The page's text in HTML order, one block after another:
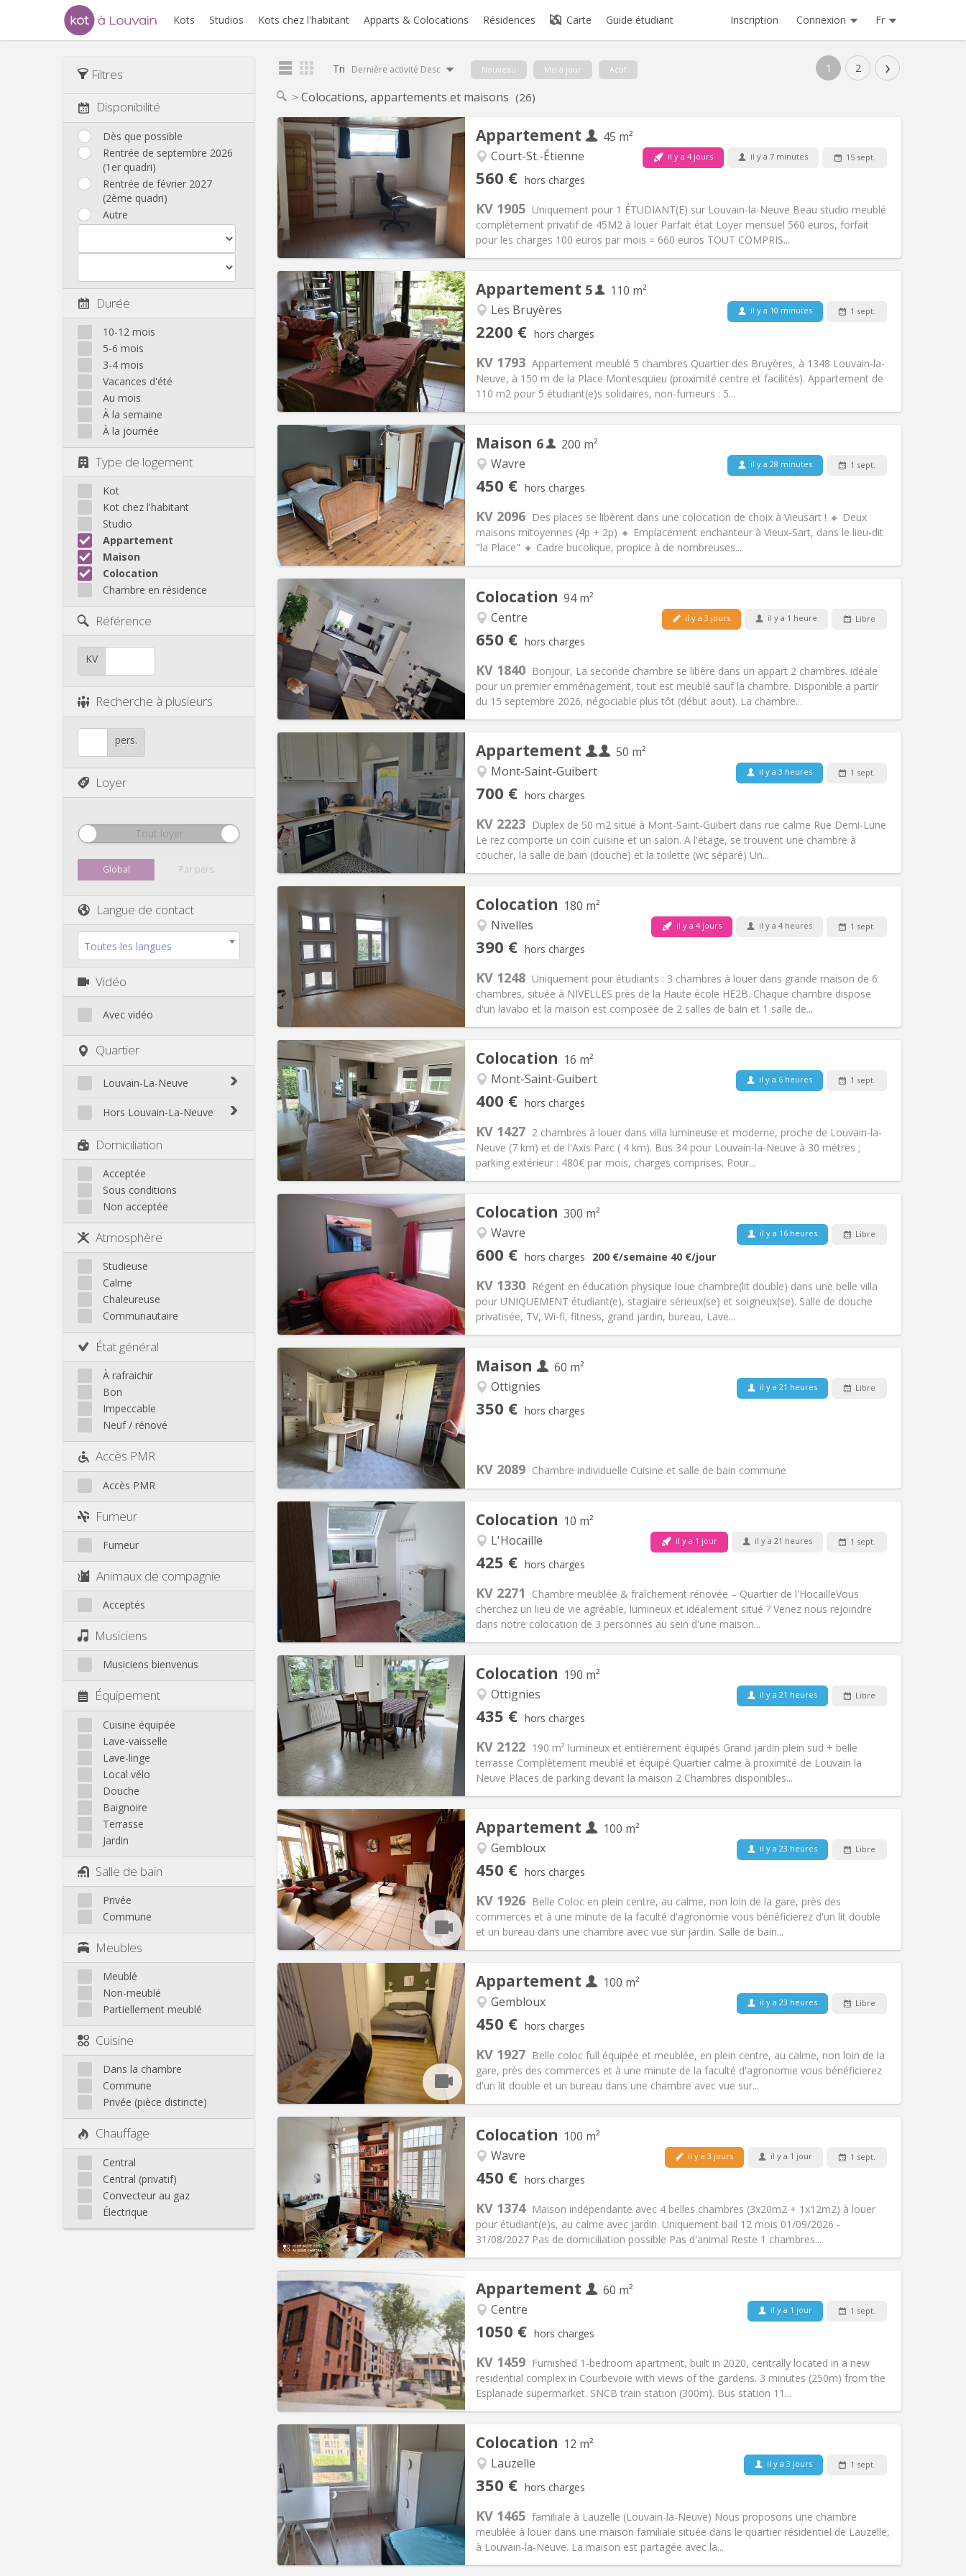
Kots Studios Kots chez l'habitant Apparts & Colocations Résidences Carte Guide étudiant Inscription Connexion Fr
Filtres
Disponibilité
Dès que possible
Rentrée de septembre 2026
(1er quadri)
Rentrée de février 2027
(2ème quadri)
Autre
Durée
10-12 mois
5-6 mois
3-4 mois
Vacances d'été
Au mois
À la semaine
À la journée
Type de logement
Kot
Kot chez l'habitant
Studio
Appartement
Maison
Colocation
Chambre en résidence
Référence
KV
Recherche à plusieurs
pers.
Loyer
Tout loyer
Global Par pers.
Langue de contact
Toutes les langues
Vidéo
Avec vidéo
Quartier
Louvain-La-Neuve
Biéreau
Centre
L'Hocaille
La Baraque
Lauzelle
Les Bruyères
Hors Louvain-La-Neuve
Genappe
Mont-Saint-Guibert
Nivelles
Ottignies
Rixensart
Walhain
Wavre
Autre
Domiciliation
Acceptée
Sous conditions
Non acceptée
Atmosphère
Studieuse
Calme
Chaleureuse
Communautaire
État général
À rafraichir
Bon
Impeccable
Neuf / rénové
Accès PMR
Accès PMR
Fumeur
Fumeur
Animaux de compagnie
Acceptés
Musiciens
Musiciens bienvenus
Équipement
Cuisine équipée
Lave-vaisselle
Lave-linge
Local vélo
Douche
Baignoire
Terrasse
Jardin
Salle de bain
Privée
Commune
Meubles
Meublé
Non-meublé
Partiellement meublé
Cuisine
Dans la chambre
Commune
Privée (pièce distincte)
Chauffage
Central
Central (privatif)
Convecteur au gaz
Électrique
1 2 ›
Tri Dernière activité Desc Nouveau Mis à jour Actif
Colocations, appartements et maisons (26)
Appartement
45 m²
Court-St.-Étienne
560 € hors charges
il y a 4 jours il y a 7 minutes 15 sept.
KV 1905 Uniquement pour 1 ÉTUDIANT(E) sur Louvain-la-Neuve Beau studio meublé
complètement privatif de 45M2 à louer Parfait état Loyer mensuel 560 euros, forfait
pour les charges 100 euros par mois = 660 euros TOUT COMPRIS...
Infos Pratiques
Loyer: 560 €
Charges:100 €
Durée:12 mois
Domiciliation: Non
Aménagement
Salle de bain:Privée
Superficie:45 m2
Autre
Atmosphère:Studieuse
Animaux de compagnie:
Appartement 5
110 m²
Les Bruyères
2200 € hors charges
il y a 10 minutes 1 sept.
KV 1793 Appartement meublé 5 chambres Quartier des Bruyères, à 1348 Louvain-la-
Neuve, à 150 m de la Place Montesquieu (proximité centre et facilités). Appartement de
110 m2 pour 5 étudiant(e)s solidaires, non-fumeurs : 5...
Infos Pratiques
Loyer:2200 € (440 €/pers.)
Charges:375 € (75 €/pers.)
Durée:12 mois
Domiciliation:Non
Aménagement
Salle de bain:Commune
Superficie:110 m2
Autre
Atmosphère: Calme, studieuse
Animaux de compagnie:Non
Maison 6
200 m²
Wavre
450 € hors charges
il y a 28 minutes 1 sept.
KV 2096 Des places se libèrent dans une colocation de choix à Vieusart ! 🔸 Deux
maisons mitoyennes (4p + 2p) 🔸 Emplacement enchanteur à Vieux-Sart, dans le lieu-dit
"la Place" 🔸 Cadre bucolique, propice à de nombreuses...
Infos Pratiques
Loyer:450 € (75 €/pers.)
Charges:75 € (13 €/pers.)
Durée:12 mois
Domiciliation:Acceptée
Aménagement
Salle de bain: Commune
Superficie:200 m2
Autre
Atmosphère:Chaleureuse
Animaux de compagnie:Non
Colocation 94 m²
Centre
650 € hors charges
il y a 3 jours il y a 1 heure Libre
KV 1840 Bonjour, La seconde chambre se libère dans un appart 2 chambres. idéale
pour un premier emménagement, tout est meublé sauf la chambre. Disponible a partir
du 15 septembre 2026, négociable plus tôt (début aout). La chambre...
Infos Pratiques
Loyer:650 €
Charges:150 €
Durée: 12 mois, 11 mois, 10 mois
Domiciliation:Acceptée
Aménagement
Salle de bain:Commune
Superficie:94 m2
Autre
Atmosphère:Calme, chaleureuse
Animaux de compagnie:
Appartement
50 m²
Mont-Saint-Guibert
700 € hors charges
il y a 3 heures 1 sept.
KV 2223 Duplex de 50 m2 situé à Mont-Saint-Guibert dans rue calme Rue Demi-Lune
Le rez comporte un coin cuisine et un salon. A l'étage, se trouvent une chambre à
coucher, la salle de bain (douche) et la toilette (wc séparé) Un...
Infos Pratiques
Loyer:700 € (350 €/pers.)
Charges:110 € (55 €/pers.)
Durée:12 mois
Domiciliation:Non
Aménagement
Salle de bain:Privée
Superficie:50 m2
Autre
Atmosphère:Calme
Animaux de compagnie:Non
Colocation 180 m²
Nivelles
390 € hors charges
il y a 4 jours il y a 4 heures 1 sept.
KV 1248 Uniquement pour étudiants : 3 chambres à louer dans grande maison de 6
chambres, située à NIVELLES près de la Haute école HE2B. Chaque chambre dispose
d'un lavabo et la maison est composée de 2 salles de bain et 1 salle de...
Infos Pratiques
Loyer:390 €
Charges:75 €
Durée:12 mois
Domiciliation: Sous conditions
Aménagement
Salle de bain:Commune
Superficie:180 m2
Autre
Atmosphère:Calme
Animaux de compagnie:
Colocation 16 m²
Mont-Saint-Guibert
400 € hors charges
il y a 6 heures 1 sept.
KV 1427 2 chambres à louer dans villa lumineuse et moderne, proche de Louvain-la-
Neuve (7 km) et de l'Axis Parc ( 4 km). Bus 34 pour Louvain-la-Neuve à 30 mètres ;
parking extérieur : 480€ par mois, charges comprises. Pour...
Infos Pratiques
Loyer: 400 €
Charges:80 €
Durée: 12 mois, 10 mois
Domiciliation:Non
Aménagement
Salle de bain:Commune
Superficie:16 m2
Autre
Atmosphère:Calme
Animaux de compagnie:Non
Colocation 300 m²
Wavre
600 € hors charges 200 €/semaine 40 €/jour
il y a 16 heures Libre
KV 1330 Régent en éducation physique loue chambre(lit double) dans une belle villa
pour UNIQUEMENT étudiant(e), stagiaire sérieux(se) et soigneux(se). Salle de douche
privatisée, TV, Wi-fi, fitness, grand jardin, bureau, Lave...
Infos Pratiques
Loyer: 600 €
Charges:0 €
12 mois, 11 mois, 10 mois, 5-6
mois, 3-4 mois, vacances d'été, au
mois, à la semaine, à la journée
Domiciliation:Non
Aménagement
Salle de bain:Privée
Superficie:300 m2
Autre
Atmosphère: Chaleureuse,
Accès PMR:
Non-fumeur
Animaux de compagnie:Non
Maison
60 m²
Ottignies
350 € hors charges
il y a 21 heures Libre
KV 2089 Chambre individuelle Cuisine et salle de bain commune
Infos Pratiques
Loyer: 350 €
Charges:50 €
Durée: 12 mois, 10 mois
Domiciliation:Non
Aménagement
Superficie:60 m2
Autre
Accès PMR:Non
Non-fumeur
Colocation 10 m²
L'Hocaille
425 € hors charges
il y a 1 jour il y a 21 heures 1 sept.
KV 2271
Chambre meublée & fraîchement rénovée – Quartier de l'Hocaille ​Vous
cherchez un lieu de vie agréable, lumineux et idéalement situé ? Venez nous rejoindre
dans notre colocation de 3 personnes au sein d'une maison...
Infos Pratiques
425 €
Charges:150 €
Durée: 12 mois, 11 mois, 10 mois
Domiciliation:Non
Aménagement
Salle de bain:Commune
Superficie:10 m2
Autre
Atmosphère:Studieuse,
Fumeur:
Animaux de compagnie:Non
Colocation 190 m²
Ottignies
435 € hors charges
il y a 21 heures Libre
KV 2122 190 m² lumineux et entièrement équipés Grand jardin plein sud + belle
terrasse Complètement meublé et équipé Quartier calme à proximité de Louvain la
Neuve Places de parking devant la maison 2 Chambres disponibles...
Infos Pratiques
Loyer: 435 €
Charges:160 €
Durée:12 mois, 11 mois
Domiciliation:Acceptée
Aménagement
Salle de bain: Commune
Superficie:190 m2
Autre
Atmosphère: Communautaire, calme
Animaux de compagnie:Non
Appartement
100 m²
Gembloux
450 € hors charges
il y a 23 heures Libre
KV 1926 Belle Coloc en plein centre, au calme, non loin de la gare, près des
commerces et à une minute de la faculté d'agronomie vous bénéficierez d'un lit double
et un bureau dans une chambre avec vue sur jardin. Salle de bain...
Infos Pratiques
Loyer:450 €
Charges:150 €
Durée:12 mois, 11 mois, 10 mois, 5-6
mois
Domiciliation: Sous conditions
Aménagement
Salle de bain:Commune
Superficie:100 m2
Autre
Atmosphère:Calme,
Accès PMR:Non
Non-fumeur
Appartement
100 m²
Gembloux
450 € hors charges
il y a 23 heures Libre
KV 1927 Belle coloc full équipée et meublée, en plein centre, au calme, non loin de la
gare, près des commerces et à une minute de la faculté d'agronomie vous bénéficierez
d'un lit double et un bureau dans une chambre avec vue sur...
Infos Pratiques
Loyer:450 €
Charges: 150 €
Durée: 12 mois, 11 mois, 10 mois, 5-6
mois
Domiciliation: Sous conditions
Aménagement
Salle de bain:Commune
Superficie:100 m2
Autre
Atmosphère:Communautaire,
Non-fumeur
Animaux de compagnie:Non
Colocation 100 m²
Wavre
450 € hors charges
il y a 3 jours il y a 1 jour 1 sept.
KV 1374 Maison indépendante avec 4 belles chambres (3x20m2 + 1x12m2) à louer
pour étudiant(e)s, au calme avec jardin. Uniquement bail 12 mois 01/09/2026 -
31/08/2027 Pas de domiciliation possible Pas d'animal Reste 1 chambres...
Infos Pratiques
Loyer:450 €
Charges:50 €
Durée:12 mois
Domiciliation:Non
Aménagement
Salle de bain:Commune
Superficie:100 m2
Autre
Atmosphère:Calme
Animaux de compagnie:
Appartement
60 m²
Centre
1050 € hors charges
il y a 1 jour 1 sept.
KV 1459 Furnished 1-bedroom apartment, built in 2020, centrally located in a new
residential complex in Courbevoie with views of the gardens. 3 minutes (250m) from the
Esplanade supermarket. SNCB train station (300m). Bus station 11...
Infos Pratiques
Loyer: 1050 €
Charges:120 €
Durée:12 mois, 3-4 mois, au mois
Domiciliation:Acceptée
Aménagement
Salle de bain:Privée
Superficie:60 m2
Autre
Atmosphère: Calme
Animaux de compagnie:Non
Colocation 12 m²
Lauzelle
350 € hors charges
il y a 3 jours 1 sept.
KV 1465 familiale à Lauzelle (Louvain-la-Neuve) Nous proposons une chambre
meublée à louer dans une maison familiale située dans le quartier résidentiel de Lauzelle,
à Louvain-la-Neuve. La maison est partagée avec la...
Infos Pratiques
Loyer:350 €
100 €
Durée:10 mois, 5-6 mois, 3-4 mois
Domiciliation:Non
Aménagement
Salle de bain:Commune
Superficie:12 m2
Autre
Atmosphère:Calme, studieuse
Animaux de compagnie:Non